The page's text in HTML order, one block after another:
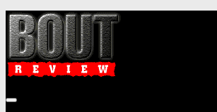
コ
ン
テ
ン
ツ
ス